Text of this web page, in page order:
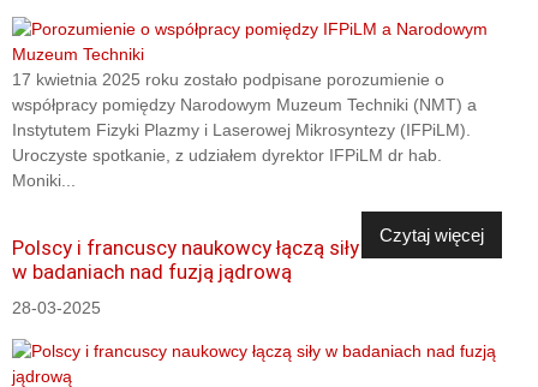
17 kwietnia 2025 roku zostało podpisane porozumienie o
współpracy pomiędzy Narodowym Muzeum Techniki (NMT) a
Instytutem Fizyki Plazmy i Laserowej Mikrosyntezy (IFPiLM).
Uroczyste spotkanie, z udziałem dyrektor IFPiLM dr hab.
Moniki...
Czytaj więcej
Polscy i francuscy naukowcy łączą siły
w badaniach nad fuzją jądrową
28-03-2025